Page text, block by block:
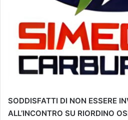
SODDISFATTI DI NON ESSERE
ALL’INCONTRO SU RIORDINO